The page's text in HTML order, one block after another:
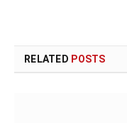
RELATED POSTS